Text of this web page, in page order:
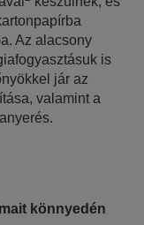
Az alacsony
is
jár az
valamint a
könnyedén